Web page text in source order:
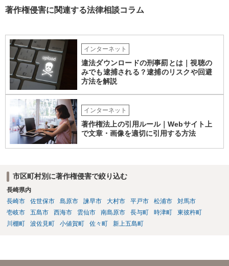
ば、原則として使用可能です。 3．著作権とJASRAC登録について Su
の創作的な関与が乏しい場合、著作権が認められない可能性がありま
す。自分で歌い直しただけで、作曲部分の著作権が発生するわけでも
ありません。 なお、自分で歌い直した歌唱については、楽曲自体に著
作権が成立するか否かとは別に、実演家としての著作隣接権が生じま
す。ただし、この権利は、Sunoが生成したメロディーや伴奏自体につ
いて著作権を取得することを意味するものではありません。 JASRAC
への登録は必須ではありません。登録を希望する場合は、自分が作
詞、作曲、編曲等にどの程度創作的に関与したかを説明できることが
重要です。 4．音楽配信やライブについて SpotifyやApple Musicでの
配信、販売、ライブでの歌唱も、Sunoの規約上の商用利用条件を満た
せば、原則として可能です。ただし、配信サービスごとのAI生成音楽
ておくことをお勧めします。また、既存の楽曲と偶然類似する可能性
最終的には、個別の楽曲の制作過程と、利用時点のSuno及び配信サー
ビスの規約を確認して判断することになります。
著作権侵害に関連する法律相談コラム
インターネット
違法ダウンロードの刑事罰とは｜視聴の
みでも逮捕される？逮捕のリスクや回避
方法を解説
インターネット
著作権法上の引用ルール｜Webサイト上
で文章・画像を適切に引用する方法
市区町村別に著作権侵害で絞り込む
長崎県内
長崎市
佐世保市 島原市 諫早市 大村市 平戸市 松浦市
対馬市
壱岐市
五島市 西海市 雲仙市 南島原市 長与町 時津町
東彼杵町
川棚町
波佐見町 小値賀町 佐々町 新上五島町